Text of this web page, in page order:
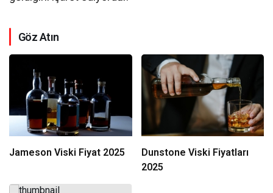
Göz Atın
Jameson Viski Fiyat 2025
Dunstone Viski Fiyatları
2025